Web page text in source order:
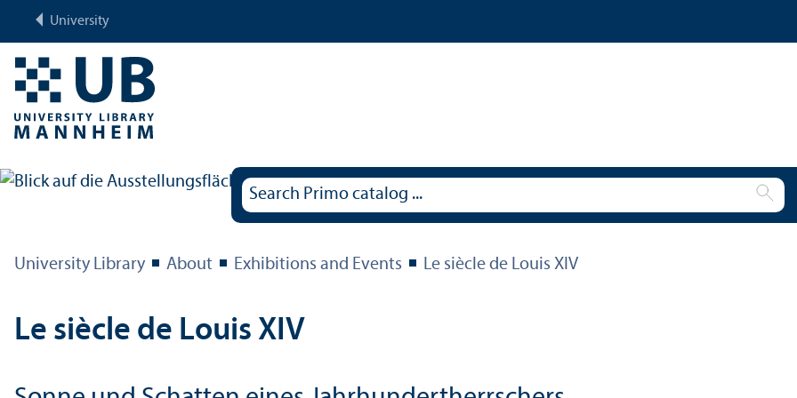
University
University Library About Exhibitions and Events Le siècle de Louis XIV
Le siècle de Louis XIV